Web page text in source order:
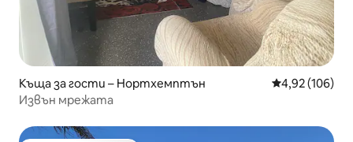
Къща за гости – Нортхемптън Средна
4,92 (106)
Извън мрежата